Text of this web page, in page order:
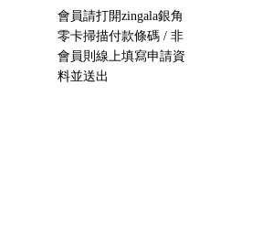
會員請打開zingala銀角
零卡掃描付款條碼 / 非
會員則線上填寫申請資
料並送出